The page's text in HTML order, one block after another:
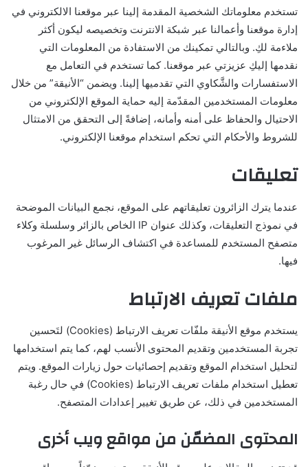
تستخدم معلوماتك الشخصية المقدمة إلينا عبر موقعنا الالكتروني في
إدارة موقعنا وأعمالنا عبر شبكة الانترنت وتخصيصه ليكون أكثر
ملاءمة لكِ. وبالتالي تمكينك من الاستفادة من المعلومات التي
نقدمها إليكِ عزيزتي عبر موقعنا. كما تستخدم في التعامل مع
الاستفسارات والشَّكاوي التي تقدميها إلينا. ويضمن “الأنيقة” من خلال
معلومات المستخدمين المقدّمة إليه حماية الموقع الإلكتروني من
الاحتيال والحفاظ على أمنه وأمانه، إضافةً إلى التحقق من الامتثال
للشروط والأحكام التي تحكم استخدام موقعنا الإلكتروني.
تعليقات
عندما يترك الزائرون تعليقاتهم على الموقع، نجمع البيانات الموضحة
في نموذج التعليقات، وكذلك عنوان IP الخاص بالزائر وسلسلة وكلاء
متصفح المستخدم للمساعدة في اكتشاف الرسائل غير المرغوب
فيها.
ملفات تعريف الارتباط
يستخدم موقع الأنيقة ملفّات تعريف الارتباط (Cookies) لتَحسين
تجربة المستخدمين وتقديم المحتوى الأنسب لهم، كما يتم استخدامها
لتحليل استخدام الموقع وتقديم إحصائيات حول زيارات الموقع. ويتم
تعطيل استخدام ملفات تعريف الارتباط (Cookies) في حال رغبة
المستخدمين في ذلك، عن طريق تغيير إعدادات المتصفح.
المحتوى المضمّن من مواقع ويب أخرى